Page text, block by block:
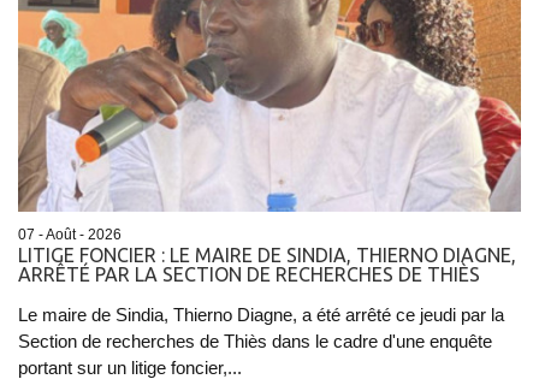
07 - Août - 2026
LITIGE FONCIER : LE MAIRE DE SINDIA, THIERNO DIAGNE,
ARRÊTÉ PAR LA SECTION DE RECHERCHES DE THIÈS
Le maire de Sindia, Thierno Diagne, a été arrêté ce jeudi par la
Section de recherches de Thiès dans le cadre d'une enquête
portant sur un litige foncier,...